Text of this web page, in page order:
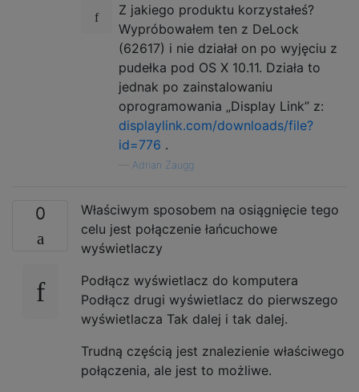
Z jakiego produktu korzystałeś?
Wypróbowałem ten z DeLock
(62617) i nie działał on po wyjęciu z
pudełka pod OS X 10.11. Działa to
jednak po zainstalowaniu
oprogramowania „Display Link” z:
displaylink.com/downloads/file?
id=776 .
Adrian Zaugg
0
Właściwym sposobem na osiągnięcie tego
celu jest połączenie łańcuchowe
wyświetlaczy
Podłącz wyświetlacz do komputera
Podłącz drugi wyświetlacz do pierwszego
wyświetlacza Tak dalej i tak dalej.
Trudną częścią jest znalezienie właściwego
połączenia, ale jest to możliwe.